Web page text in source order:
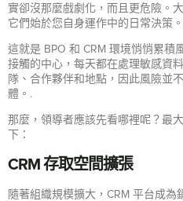
實卻沒那麼戲劇化，而且更危險。
它們始於您自身運作中的日常決策
這就是 BPO 和 CRM 環境悄悄累積
接觸的中心，每天都在處理敏感資
隊、合作夥伴和地點，因此風險並
體。.
那麼，領導者應該先看哪裡呢？最
下：
CRM 存取空間擴張
隨著組織規模擴大，CRM 平台成